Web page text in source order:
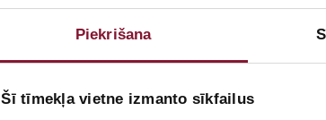
Piekrišana
Šī tīmekļa vietne izmanto sīkfailus